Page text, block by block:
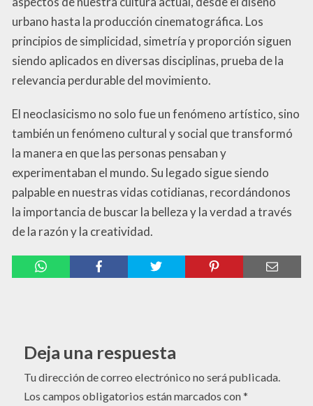
urbano hasta la producción cinematográfica. Los
principios de simplicidad, simetría y proporción siguen
siendo aplicados en diversas disciplinas, prueba de la
relevancia perdurable del movimiento.
El neoclasicismo no solo fue un fenómeno artístico, sino
también un fenómeno cultural y social que transformó
la manera en que las personas pensaban y
experimentaban el mundo. Su legado sigue siendo
palpable en nuestras vidas cotidianas, recordándonos
la importancia de buscar la belleza y la verdad a través
de la razón y la creatividad.
Deja una respuesta
Tu dirección de correo electrónico no será publicada.
Los campos obligatorios están marcados con*